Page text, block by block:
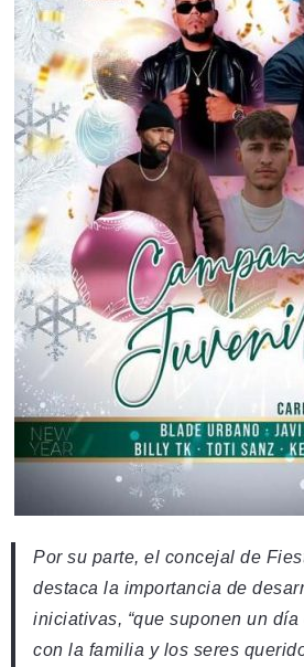
Por su parte, el concejal de
destaca la importancia de
iniciativas, “que suponen un
con la familia y los seres